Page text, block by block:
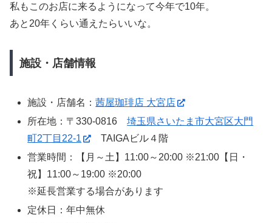
私もこのお店に来るようになって今年で10年。
あと20年くらい通えたらいいな。
施設・店舗情報
施設・店舗名：茜屋珈琲店 大宮店
所在地：〒330-0816埼玉県さいたま市大宮区大門
町2丁目22-1
TAIGAビル４階
営業時間：【月～土】11:00～20:00 ※21:00【日・
祝】11:00～19:00 ※20:00
※延長営業する場合があります
定休日：年中無休